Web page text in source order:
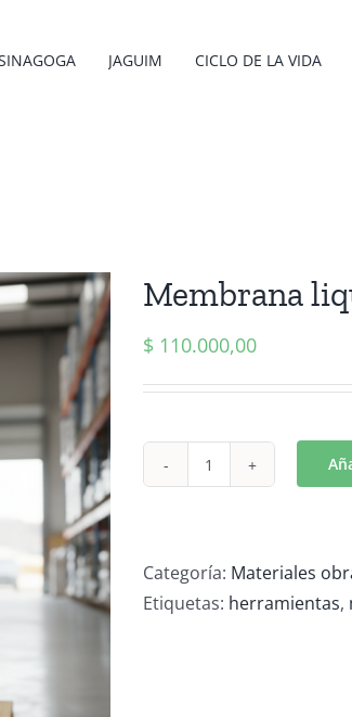
JAGUIM CICLO DE LA VIDA
Membrana
$ 110.000,00
Membrana
Categoría: Materiales
Etiquetas: herramientas,